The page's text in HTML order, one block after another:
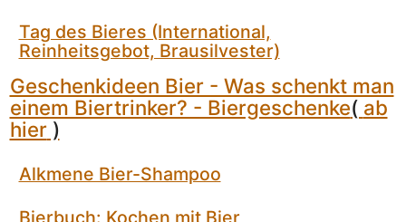
Tag des Bieres (International,
Reinheitsgebot, Brausilvester)
Geschenkideen Bier - Was schenkt man
einem Biertrinker? - Biergeschenke( ab
hier)
Alkmene Bier-Shampoo